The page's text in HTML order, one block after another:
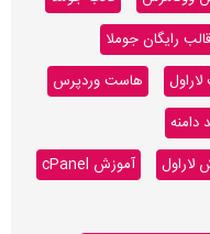
قالب رایگان جوملا
هاست وردپرس
دامنه
لاراول
آموزش cPanel